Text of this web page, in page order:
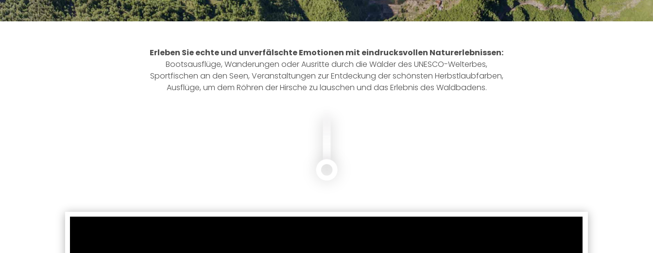
Erleben Sie echte und unverfälschte Emotionen mit eindrucksvollen Naturerlebnissen:
Bootsausflüge, Wanderungen oder Ausritte durch die Wälder des UNESCO-Welterbes,
Sportfischen an den Seen, Veranstaltungen zur Entdeckung der schönsten Herbstlaubfarben,
Ausflüge, um dem Röhren der Hirsche zu lauschen und das Erlebnis des Waldbadens.